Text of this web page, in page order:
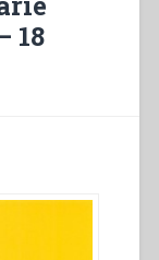
18